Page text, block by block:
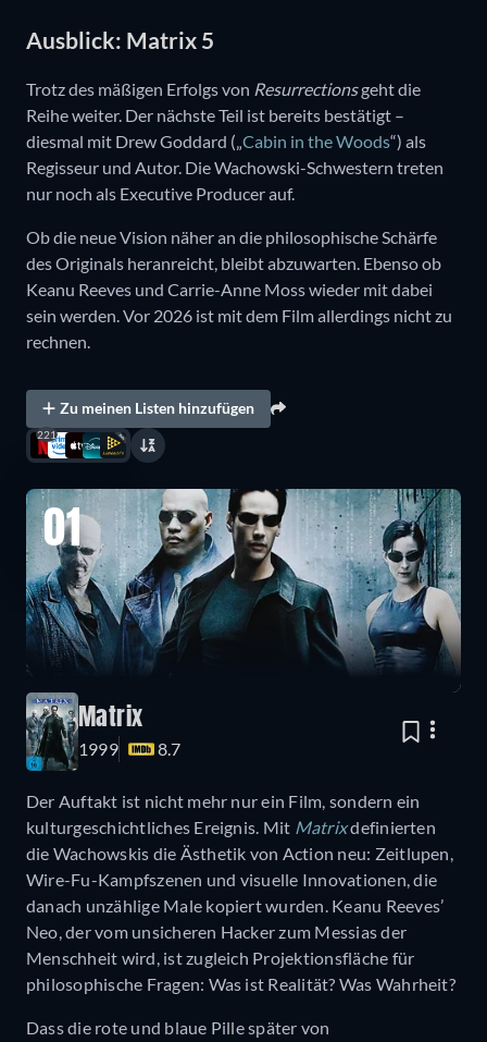
Ausblick: Matrix 5
Trotz des mäßigen Erfolgs von Resurrectionsgeht die
Reihe weiter. Der nächste Teil ist bereits bestätigt –
diesmal mit Drew Goddard („ Cabin in the Woods“) als
Regisseur und Autor. Die Wachowski-Schwestern treten
nur noch als Executive Producer auf.
Ob die neue Vision näher an die philosophische Schärfe
des Originals heranreicht, bleibt abzuwarten. Ebenso ob
Keanu Reeves und Carrie-Anne Moss wieder mit dabei
sein werden. Vor 2026 ist mit dem Film allerdings nicht zu
rechnen.
Zu meinen Listen hinzufügen
221
01
Matrix
1999 8.7
Der Auftakt ist nicht mehr nur ein Film, sondern ein
kulturgeschichtliches Ereignis. Mit Matrixdefinierten
die Wachowskis die Ästhetik von Action neu: Zeitlupen,
Wire-Fu-Kampfszenen und visuelle Innovationen, die
danach unzählige Male kopiert wurden. Keanu Reeves’
Neo, der vom unsicheren Hacker zum Messias der
Menschheit wird, ist zugleich Projektionsfläche für
philosophische Fragen: Was ist Realität? Was Wahrheit?
Dass die rote und blaue Pille später von